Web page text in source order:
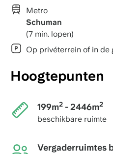
Metro
Schuman
(7 min. lopen)
Op privéterrein of in de
Hoogtepunten
199m2- 2446m2
beschikbare ruimte
Vergaderruimtes